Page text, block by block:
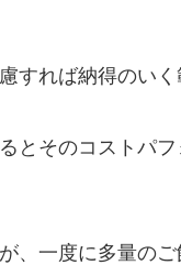
すれば納得のいく
とそのコストパ
、一度に多量の